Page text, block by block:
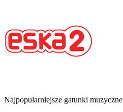
Najpopularniejsze gatunki muzyczne